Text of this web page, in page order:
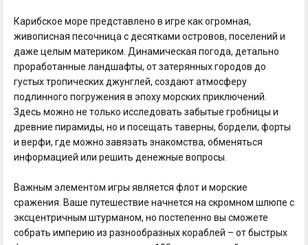
Карибское море представлено в игре как огромная,
живописная песочница с десятками островов, поселений и
даже целым материком. Динамическая погода, детально
проработанные ландшафты, от затерянных городов до
густых тропических джунглей, создают атмосферу
подлинного погружения в эпоху морских приключений.
Здесь можно не только исследовать забытые гробницы и
древние пирамиды, но и посещать таверны, бордели, форты
и верфи, где можно завязать знакомства, обменяться
информацией или решить денежные вопросы.
Важным элементом игры является флот и морские
сражения. Ваше путешествие начнется на скромном шлюпе с
эксцентричным штурманом, но постепенно вы сможете
собрать империю из разнообразных кораблей – от быстрых